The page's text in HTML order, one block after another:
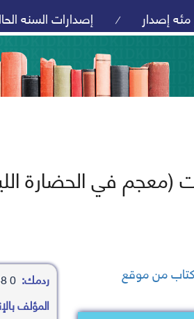
مئه إصدار / إصدارات السنه
(معجم في الحضارة
من موقع ردمك: 0 7848 7451 2 978
المؤلف